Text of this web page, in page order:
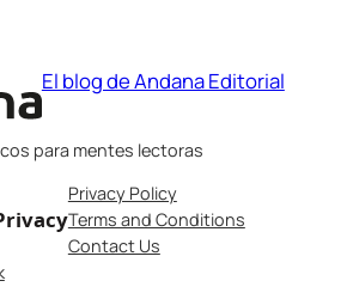
El blog de Andana Editorial
para mentes lectoras
Privacy Policy
Terms and Conditions
Contact Us